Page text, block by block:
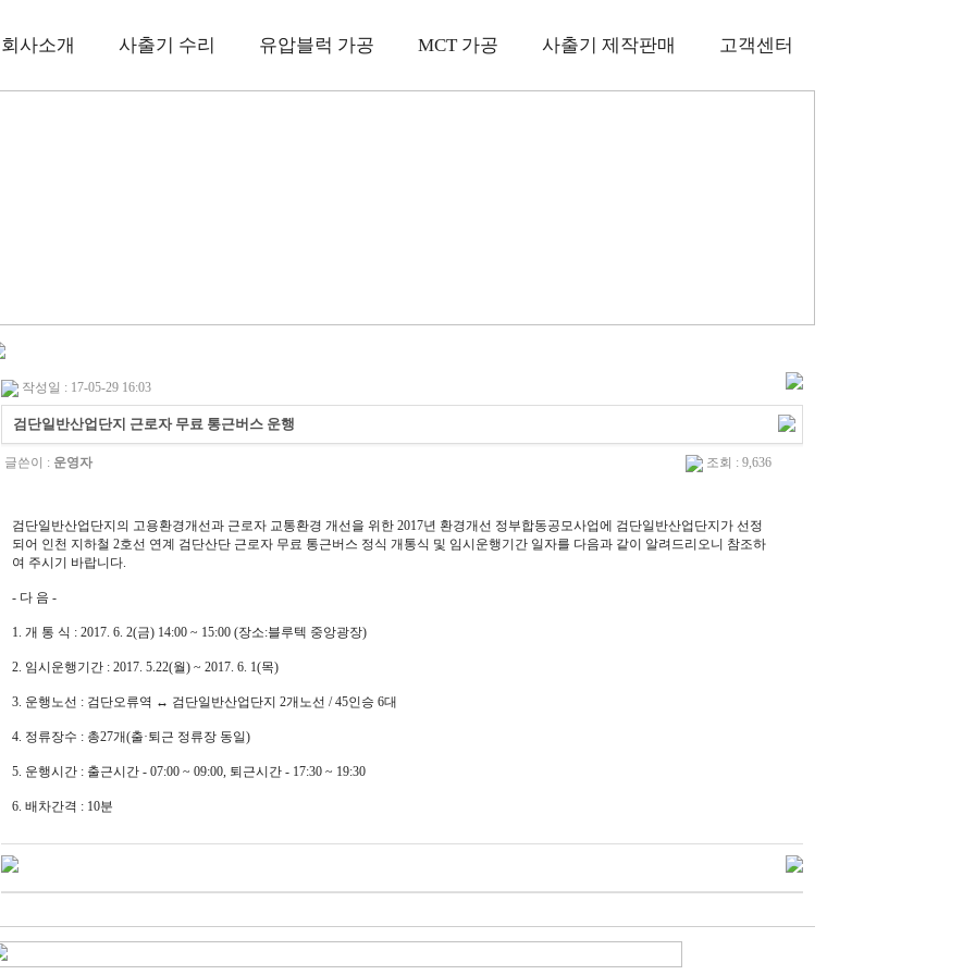
회사소개 사출기 수리 유압블럭 가공 MCT 가공 사출기 제작판매 고객센터
작성일 : 17-05-29 16:03
검단일반산업단지 근로자 무료 통근버스 운행
글쓴이 : 운영자 조회 : 9,636
검단일반산업단지의 고용환경개선과 근로자 교통환경 개선을 위한 2017년 환경개선 정부합동공모사업에 검단일반산업단지가 선정
되어 인천 지하철 2호선 연계 검단산단 근로자 무료 통근버스 정식 개통식 및 임시운행기간 일자를 다음과 같이 알려드리오니 참조하
여 주시기 바랍니다.
- 다 음 -
1. 개 통 식 : 2017. 6. 2(금) 14:00 ~ 15:00 (장소:블루텍 중앙광장)
2. 임시운행기간 : 2017. 5.22(월) ~ 2017. 6. 1(목)
3. 운행노선 : 검단오류역 ↔ 검단일반산업단지 2개노선 / 45인승 6대
4. 정류장수 : 총27개(출·퇴근 정류장 동일)
5. 운행시간 : 출근시간 - 07:00 ~ 09:00, 퇴근시간 - 17:30 ~ 19:30
6. 배차간격 : 10분